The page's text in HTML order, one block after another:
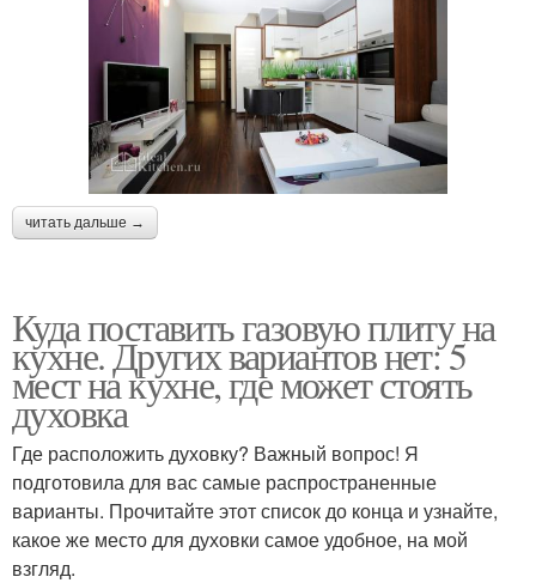
читать дальше →
Куда поставить газовую плиту на
кухне. Других вариантов нет: 5
мест на кухне, где может стоять
духовка
Где расположить духовку? Важный вопрос! Я
подготовила для вас самые распространенные
варианты. Прочитайте этот список до конца и узнайте,
какое же место для духовки самое удобное, на мой
взгляд.